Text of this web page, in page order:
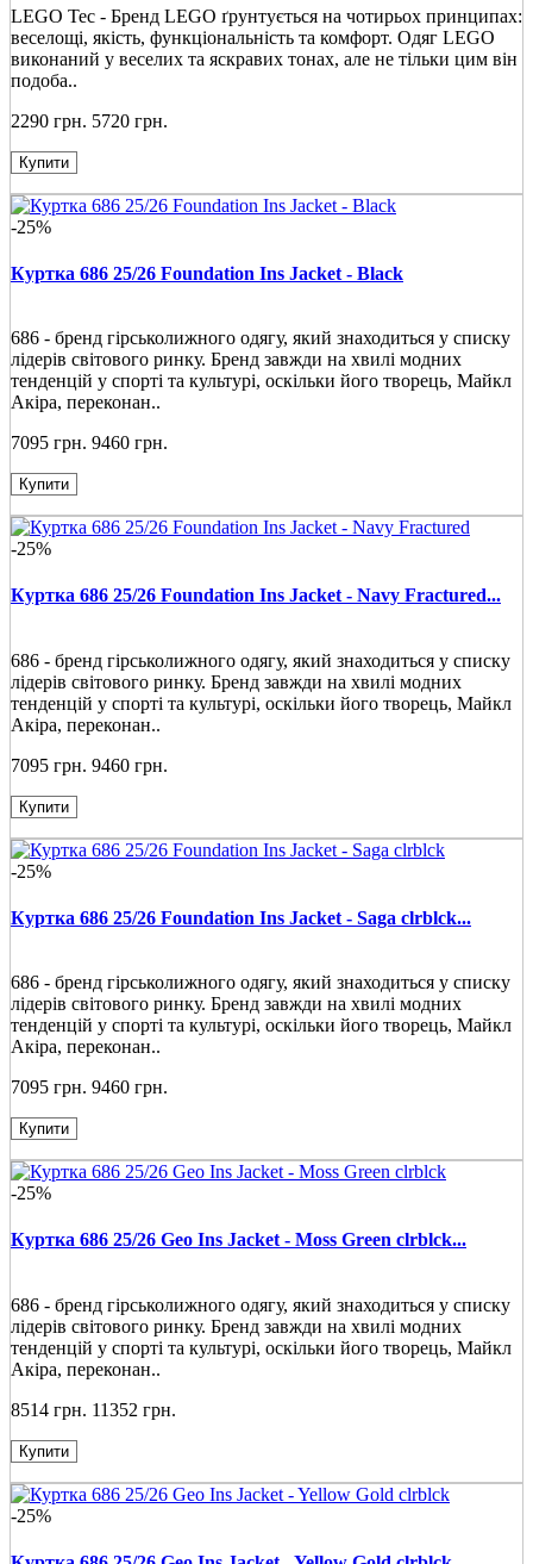
LEGO Tec - Бренд LEGO ґрунтується на чотирьох принципах:
веселощі, якість, функціональність та комфорт. Одяг LEGO
виконаний у веселих та яскравих тонах, але не тільки цим він
подоба..
2290 грн. 5720 грн.
Купити
-25%
Куртка 686 25/26 Foundation Ins Jacket - Black
686 - бренд гірськолижного одягу, який знаходиться у списку
лідерів світового ринку. Бренд завжди на хвилі модних
тенденцій у спорті та культурі, оскільки його творець, Майкл
Акіра, переконан..
7095 грн. 9460 грн.
Купити
-25%
Куртка 686 25/26 Foundation Ins Jacket - Navy Fractured...
686 - бренд гірськолижного одягу, який знаходиться у списку
лідерів світового ринку. Бренд завжди на хвилі модних
тенденцій у спорті та культурі, оскільки його творець, Майкл
Акіра, переконан..
7095 грн. 9460 грн.
Купити
-25%
Куртка 686 25/26 Foundation Ins Jacket - Saga clrblck...
686 - бренд гірськолижного одягу, який знаходиться у списку
лідерів світового ринку. Бренд завжди на хвилі модних
тенденцій у спорті та культурі, оскільки його творець, Майкл
Акіра, переконан..
7095 грн. 9460 грн.
Купити
-25%
Куртка 686 25/26 Geo Ins Jacket - Moss Green clrblck...
686 - бренд гірськолижного одягу, який знаходиться у списку
лідерів світового ринку. Бренд завжди на хвилі модних
тенденцій у спорті та культурі, оскільки його творець, Майкл
Акіра, переконан..
8514 грн. 11352 грн.
Купити
-25%